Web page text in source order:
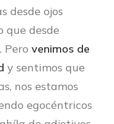
desde ojos
que desde
Pero venimos de
y sentimos que
nos estamos
egocéntricos